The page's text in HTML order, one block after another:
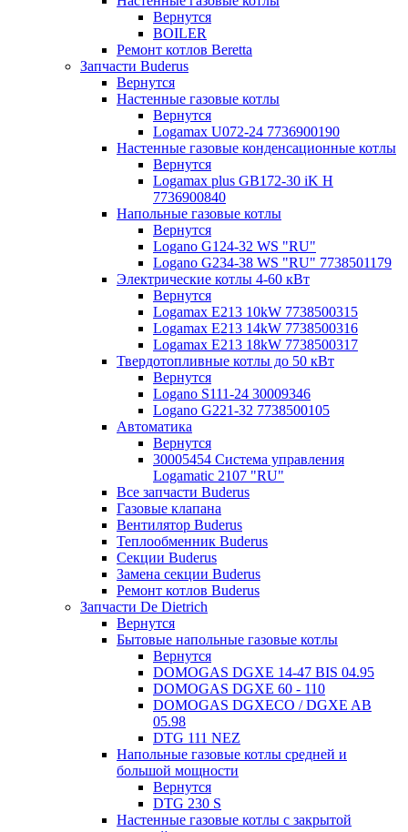
Вернутся
BOILER
Ремонт котлов Beretta
Запчасти Buderus
Вернутся
Настенные газовые котлы
Вернутся
Logamax U072-24 7736900190
Настенные газовые конденсационные котлы
Вернутся
Logamax plus GB172-30 iK H
7736900840
Напольные газовые котлы
Вернутся
Logano G124-32 WS "RU"
Logano G234-38 WS "RU" 7738501179
Электрические котлы 4-60 кВт
Вернутся
Logamax E213 10kW 7738500315
Logamax E213 14kW 7738500316
Logamax E213 18kW 7738500317
Твердотопливные котлы до 50 кВт
Вернутся
Logano S111-24 30009346
Logano G221-32 7738500105
Автоматика
Вернутся
30005454 Система управления
Logamatic 2107 "RU"
Все запчасти Buderus
Газовые клапана
Вентилятор Buderus
Теплообменник Buderus
Секции Buderus
Замена секции Buderus
Ремонт котлов Buderus
Запчасти De Dietrich
Вернутся
Бытовые напольные газовые котлы
Вернутся
DOMOGAS DGXE 14-47 BIS 04.95
DOMOGAS DGXE 60 - 110
DOMOGAS DGXECO / DGXE AB
05.98
DTG 111 NEZ
Напольные газовые котлы средней и
большой мощности
Вернутся
DTG 230 S
Настенные газовые котлы с закрытой